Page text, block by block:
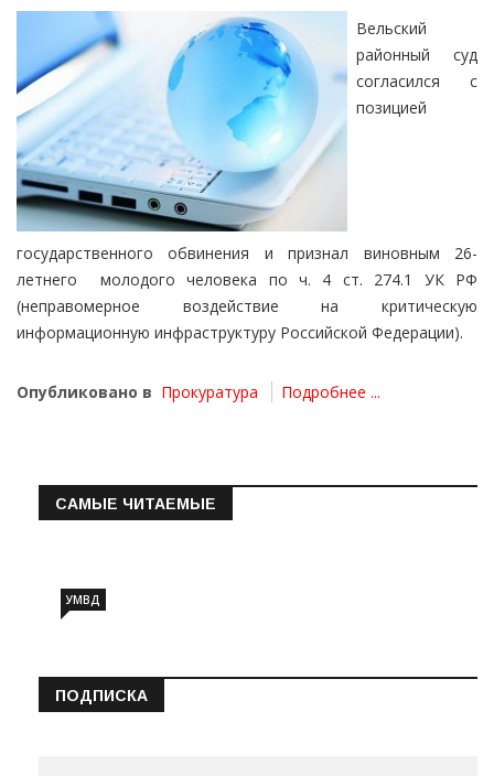
Вельский
районный суд
согласился с
позицией
государственного обвинения и признал виновным 26-
летнего молодого человека по ч. 4 ст. 274.1 УК РФ
(неправомерное воздействие на критическую
информационную инфраструктуру Российской Федерации).
Опубликовано в Прокуратура Подробнее ...
САМЫЕ ЧИТАЕМЫЕ
УМВД
ПОДПИСКА